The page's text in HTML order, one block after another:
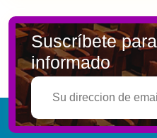
Suscríbete
informado